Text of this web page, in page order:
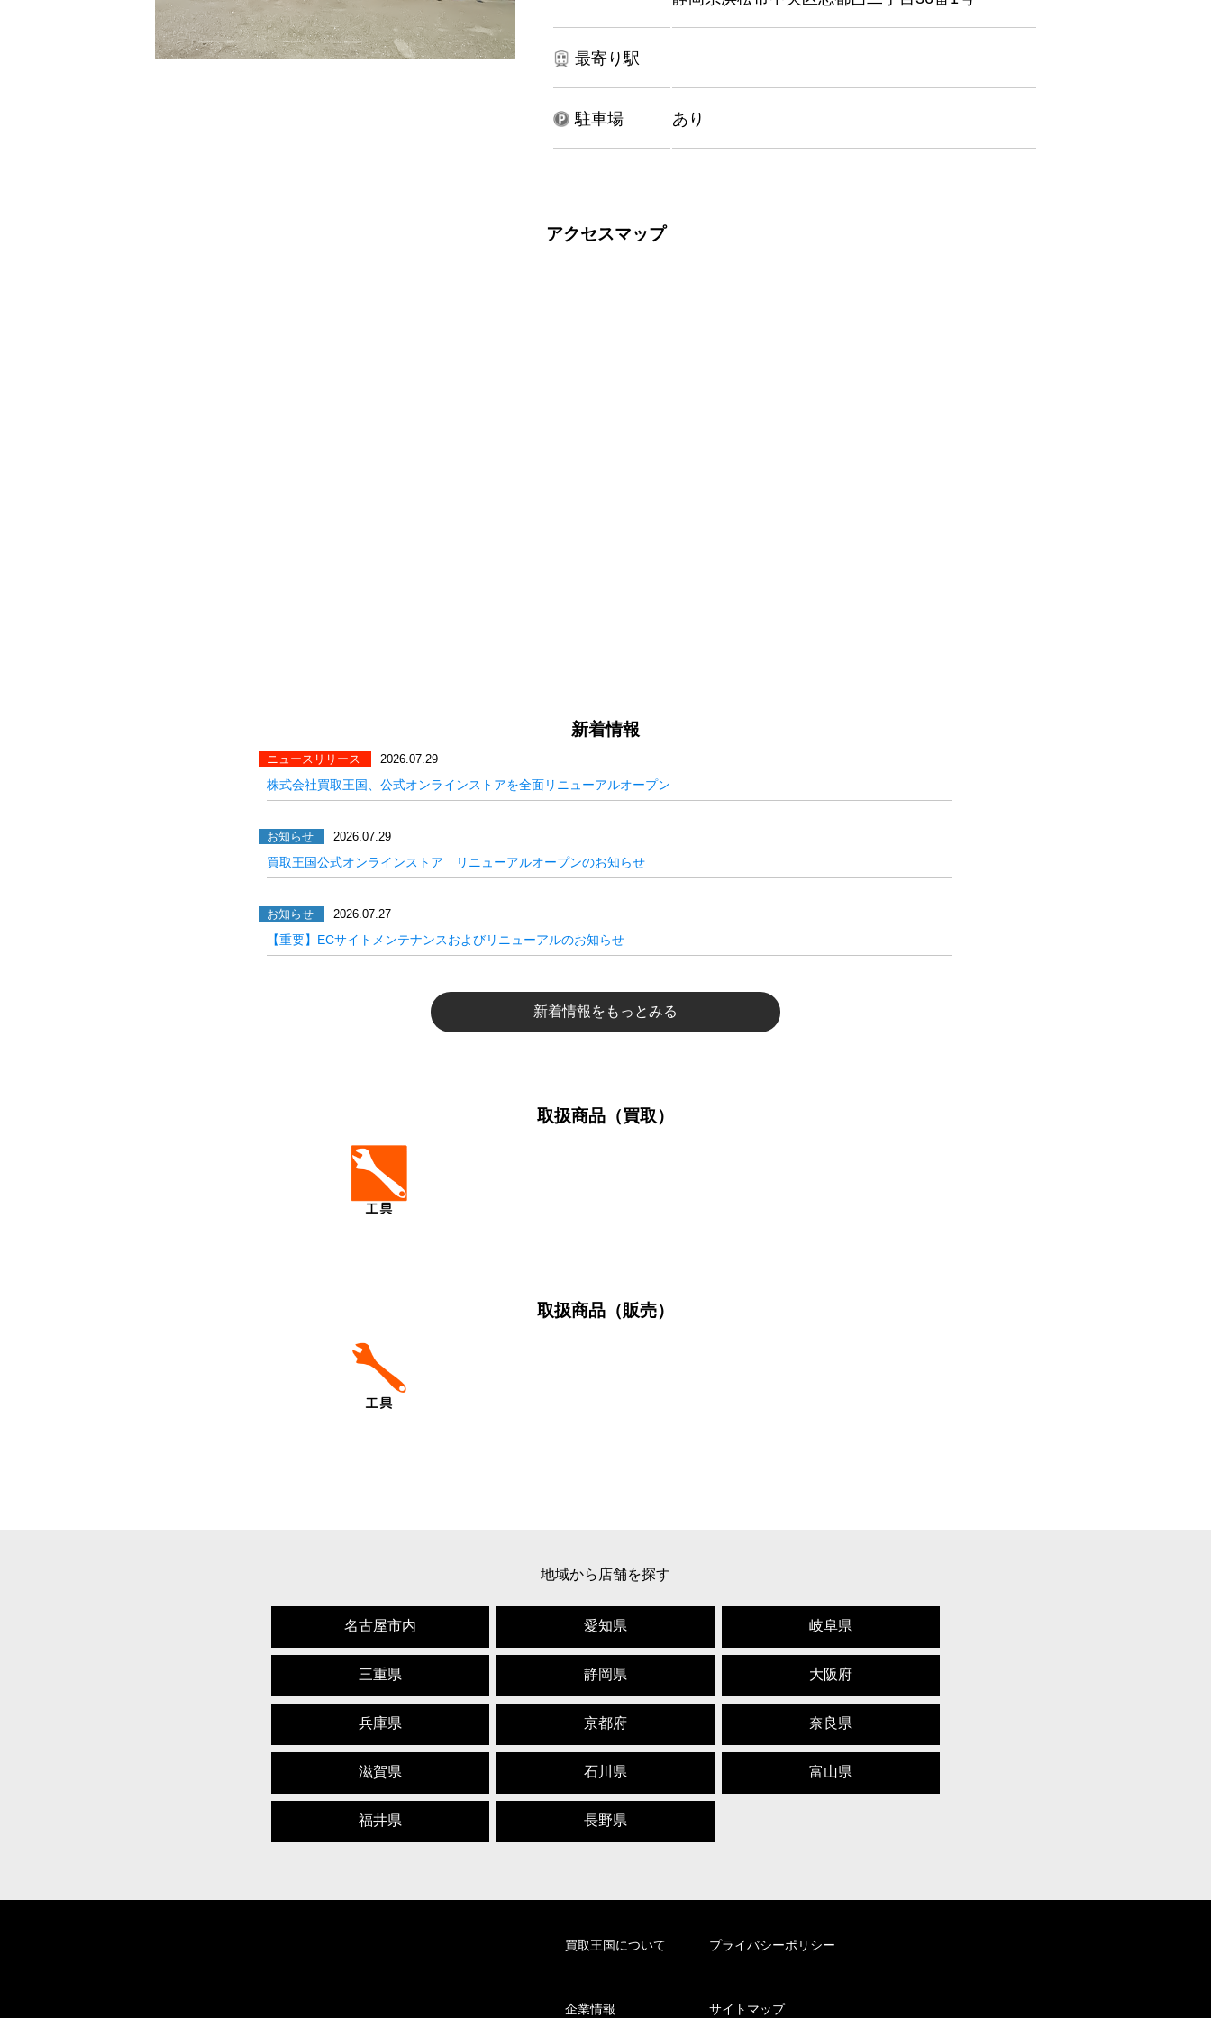
最寄り駅
駐車場 あり
アクセスマップ
新着情報
ニュースリリース 2026.07.29
株式会社買取王国、公式オンラインストアを全面リニューアルオープン
お知らせ 2026.07.29
買取王国公式オンラインストア リニューアルオープンのお知らせ
お知らせ 2026.07.27
【重要】ECサイトメンテナンスおよびリニューアルのお知らせ
新着情報をもっとみる
取扱商品（買取）
取扱商品（販売）
地域から店舗を探す
名古屋市内 愛知県 岐阜県
三重県 静岡県 大阪府
兵庫県 京都府 奈良県
滋賀県 石川県 富山県
福井県 長野県
買取王国について プライバシーポリシー
企業情報 サイトマップ